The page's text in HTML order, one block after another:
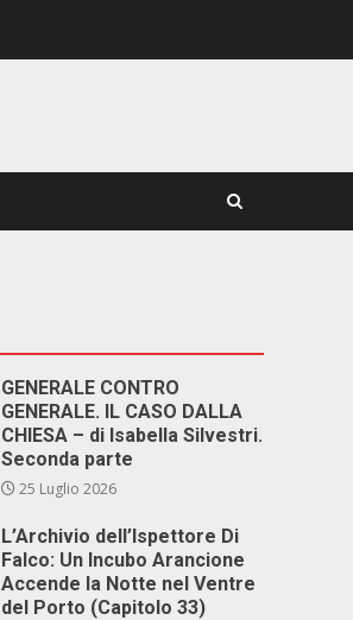
GENERALE CONTRO
GENERALE. IL CASO DALLA
CHIESA – di Isabella Silvestri.
Seconda parte
25 Luglio 2026
L’Archivio dell’Ispettore Di
Falco: Un Incubo Arancione
Accende la Notte nel Ventre
del Porto (Capitolo 33)